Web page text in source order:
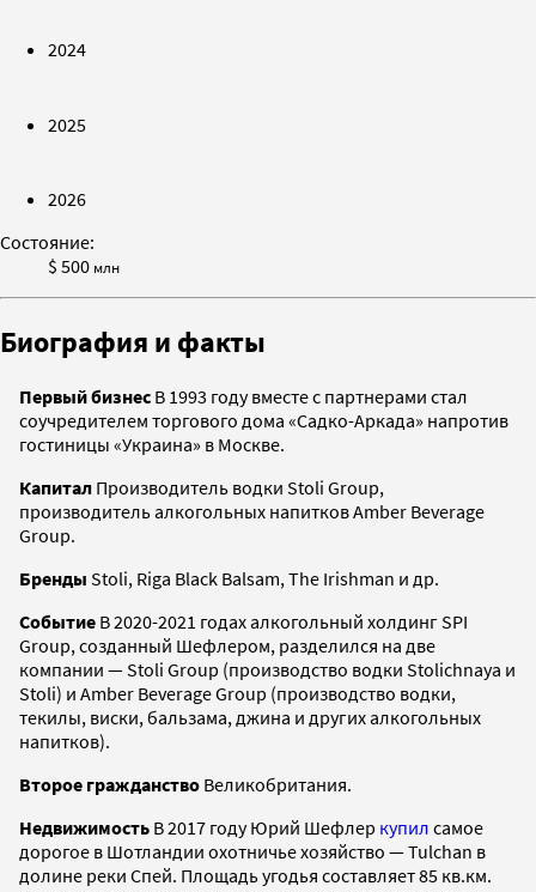
2024
2025
2026
Состояние:
$ 500 млн
Биография и факты
Первый бизнес В 1993 году вместе с партнерами стал
соучредителем торгового дома «Садко-Аркада» напротив
гостиницы «Украина» в Москве.
Капитал Производитель водки Stoli Group,
производитель алкогольных напитков Amber Beverage
Group.
Бренды Stoli, Riga Black Balsam, The Irishman и др.
Событие В 2020-2021 годах алкогольный холдинг SPI
Group, созданный Шефлером, разделился на две
компании — Stoli Group (производство водки Stolichnaya и
Stoli) и Amber Beverage Group (производство водки,
текилы, виски, бальзама, джина и других алкогольных
напитков).
Второе гражданство Великобритания.
Недвижимость В 2017 году Юрий Шефлер купил самое
дорогое в Шотландии охотничье хозяйство — Tulchan в
долине реки Спей. Площадь угодья составляет 85 кв.км.